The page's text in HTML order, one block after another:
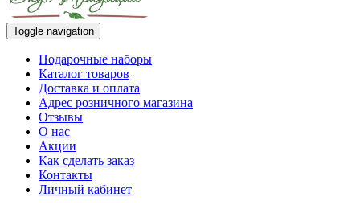
Toggle navigation
Подарочные наборы
Каталог товаров
Доставка и оплата
Адрес розничного магазина
Отзывы
О нас
Акции
Как сделать заказ
Контакты
Личный кабинет